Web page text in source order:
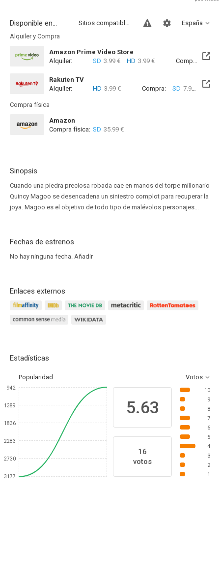
Disponible en... España
Sitios compatibles
Alquiler y Compra
Amazon Prime Video Store
Alquiler:
SD 3.99 € HD 3.99 € Compra: SD
Rakuten TV
Alquiler:
HD 3.99 € Compra: SD 7.99 € HD
Compra física
Amazon
Compra física: SD 35.99 €
Sinopsis
Cuando una piedra preciosa robada cae en manos del torpe millonario
Quincy Magoo se desencadena un siniestro complot para recuperar la
joya. Magoo es el objetivo de todo tipo de malévolos personajes...
Fechas de estrenos
No hay ninguna fecha. Añadir
Enlaces externos
Estadísticas
Popularidad Votos
942
1389
1836
2283
2730
3177
5.63
16
votos
10
9
8
7
6
5
4
3
2
1